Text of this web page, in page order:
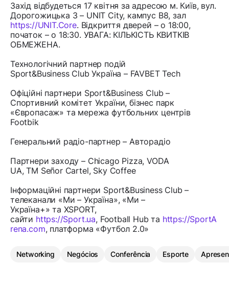
Захід відбудеться 17 квітня за адресою м. Київ, вул.
Дорогожицька 3 – UNIT City, кампус B8, зал
https://UNIT.Core. Відкриття дверей – о 18:00,
початок – о 18:30. УВАГА: КІЛЬКІСТЬ КВИТКІВ
ОБМЕЖЕНА.
Технологічний партнер подій
Sport&Business Club Україна – FAVBET Tech
Офіційні партнери Sport&Business Club –
Спортивний комітет України, бізнес парк
«Європасаж» та мережа футбольних центрів
Footbik
Генеральний радіо-партнер – Авторадіо
Партнери заходу – Chicago Pizza, VODA
UA, ТМ Señor Cartel, Sky Coffee
Інформаційні партнери Sport&Business Club –
телеканали «Ми – Україна», «Ми –
Україна+» та XSPORT,
сайти https://Sport.ua, Football Hub та https://SportA
rena.com, платформа «Футбол 2.0»
Networking Negócios Conferência Esporte